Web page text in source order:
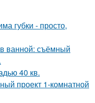
губки - просто,
в ванной: съёмный
40 кв.
проект 1-комнатной